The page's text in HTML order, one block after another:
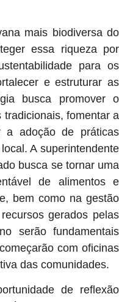
mais biodiversa do
essa riqueza por
para os
e estruturar as
busca promover o
fomentar a
a adoção de práticas
A superintendente
busca se tornar uma
de alimentos e
bem como na gestão
gerados pelas
serão fundamentais
com oficinas
das comunidades.
de reflexão